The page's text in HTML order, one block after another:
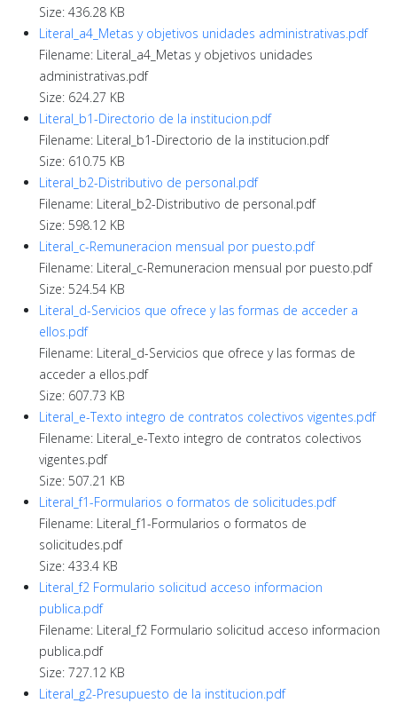
Size: 436.28 KB
Literal_a4_Metas y objetivos unidades administrativas.pdf
Filename: Literal_a4_Metas y objetivos unidades
administrativas.pdf
Size: 624.27 KB
Literal_b1-Directorio de la institucion.pdf
Filename: Literal_b1-Directorio de la institucion.pdf
Size: 610.75 KB
Literal_b2-Distributivo de personal.pdf
Filename: Literal_b2-Distributivo de personal.pdf
Size: 598.12 KB
Literal_c-Remuneracion mensual por puesto.pdf
Filename: Literal_c-Remuneracion mensual por puesto.pdf
Size: 524.54 KB
Literal_d-Servicios que ofrece y las formas de acceder a
ellos.pdf
Filename: Literal_d-Servicios que ofrece y las formas de
acceder a ellos.pdf
Size: 607.73 KB
Literal_e-Texto integro de contratos colectivos vigentes.pdf
Filename: Literal_e-Texto integro de contratos colectivos
vigentes.pdf
Size: 507.21 KB
Literal_f1-Formularios o formatos de solicitudes.pdf
Filename: Literal_f1-Formularios o formatos de
solicitudes.pdf
Size: 433.4 KB
Literal_f2 Formulario solicitud acceso informacion
publica.pdf
Filename: Literal_f2 Formulario solicitud acceso informacion
publica.pdf
Size: 727.12 KB
Literal_g2-Presupuesto de la institucion.pdf